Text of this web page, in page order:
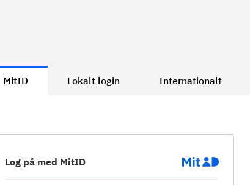
MitID Lokalt login Internationalt
Log på med MitID